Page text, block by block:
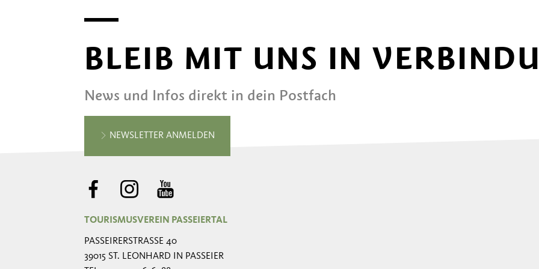
BLEIB MIT UNS IN
News und Infos direkt in dein Postfach
NEWSLETTER ANMELDEN
TOURISMUSVEREIN PASSEIERTAL
PASSEIRERSTRASSE 40
39015 ST. LEONHARD IN PASSEIER